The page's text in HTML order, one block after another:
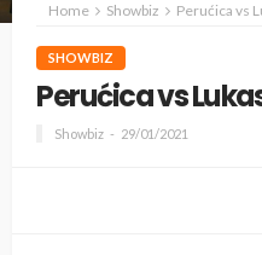
Home Showbiz Perućica vs
SHOWBIZ
Perućica vs
Showbiz 29/01/2021